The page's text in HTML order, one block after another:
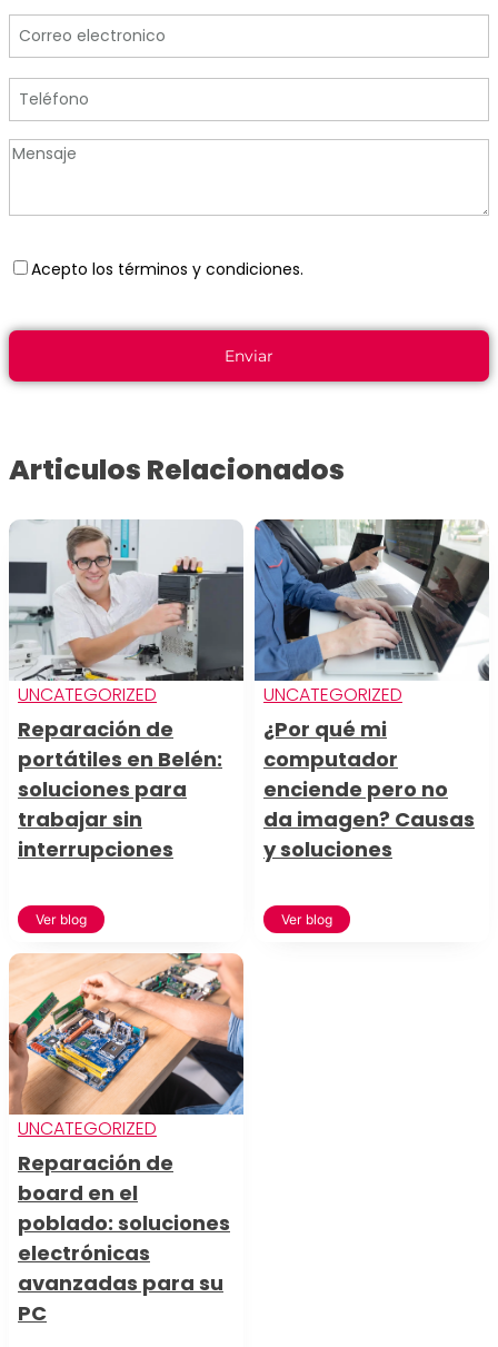
Acepto los términos y condiciones.
Articulos Relacionados
UNCATEGORIZED
Reparación de
portátiles en Belén:
soluciones para
trabajar sin
interrupciones
Ver blog
UNCATEGORIZED
¿Por qué mi
computador
enciende pero no
da imagen? Causas
y soluciones
Ver blog
UNCATEGORIZED
Reparación de
board en el
poblado: soluciones
electrónicas
avanzadas para su
PC